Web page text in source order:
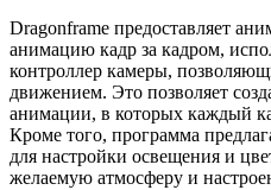
Dragonframe предоставляет
анимацию кадр за кадром,
контроллер камеры,
движением. Это позволяет
анимации, в которых каждый
Кроме того, программа
для настройки освещения и
желаемую атмосферу и